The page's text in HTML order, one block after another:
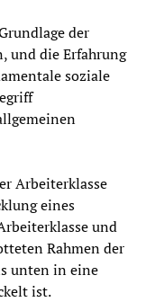
der
und die Erfahrung
soziale
Arbeiterklasse
eines
und
Rahmen der
unten in eine
ist.